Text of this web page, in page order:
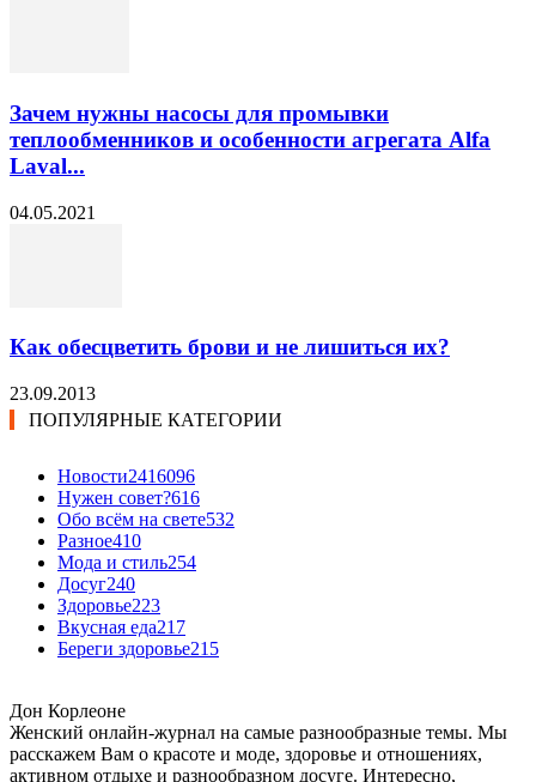
Зачем нужны насосы для промывки
теплообменников и особенности агрегата Alfa
Laval...
04.05.2021
Как обесцветить брови и не лишиться их?
23.09.2013
ПОПУЛЯРНЫЕ КАТЕГОРИИ
Новости2416096
Нужен совет?616
Обо всём на свете532
Разное410
Мода и стиль254
Досуг240
Здоровье223
Вкусная еда217
Береги здоровье215
Дон Корлеоне
Женский онлайн-журнал на самые разнообразные темы. Мы
расскажем Вам о красоте и моде, здоровье и отношениях,
активном отдыхе и разнообразном досуге. Интересно,